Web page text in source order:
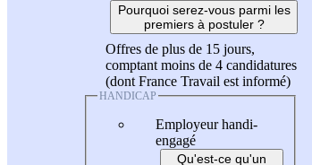
Pourquoi serez-vous parmi les
premiers à postuler ?
Offres de plus de 15 jours,
comptant moins de 4 candidatures
(dont France Travail est informé)
HANDICAP
Employeur handi-
engagé
Qu'est-ce qu'un